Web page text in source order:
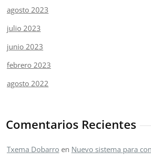
agosto 2023
julio 2023
junio 2023
febrero 2023
agosto 2022
Comentarios Recientes
Txema Dobarro en Nuevo sistema para